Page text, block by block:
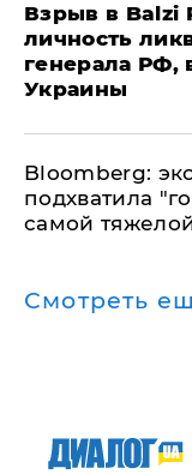
​Взрыв в Balzi
личность
генерала РФ,
Украины
Bloomberg:
подхватила
самой
Смотреть